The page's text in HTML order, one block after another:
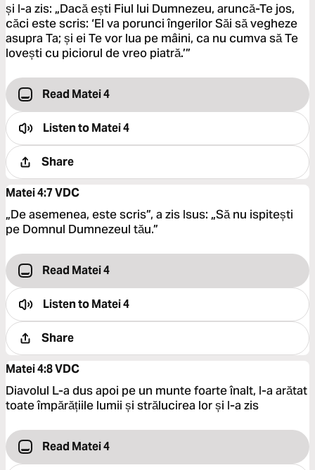
și I-a zis: „Dacă ești Fiul lui Dumnezeu, aruncă-Te jos,
căci este scris: ‘El va porunci îngerilor Săi să vegheze
asupra Ta; și ei Te vor lua pe mâini, ca nu cumva să Te
lovești cu piciorul de vreo piatră.’”
Read Matei 4
Listen toMatei 4
Share
Matei 4:7VDC
„De asemenea, este scris”, a zis Isus: „Să nu ispitești
pe Domnul Dumnezeul tău.”
Read Matei 4
Listen toMatei 4
Share
Matei 4:8VDC
Diavolul L-a dus apoi pe un munte foarte înalt, I-a arătat
toate împărățiile lumii și strălucirea lor și I-a zis
Read Matei 4